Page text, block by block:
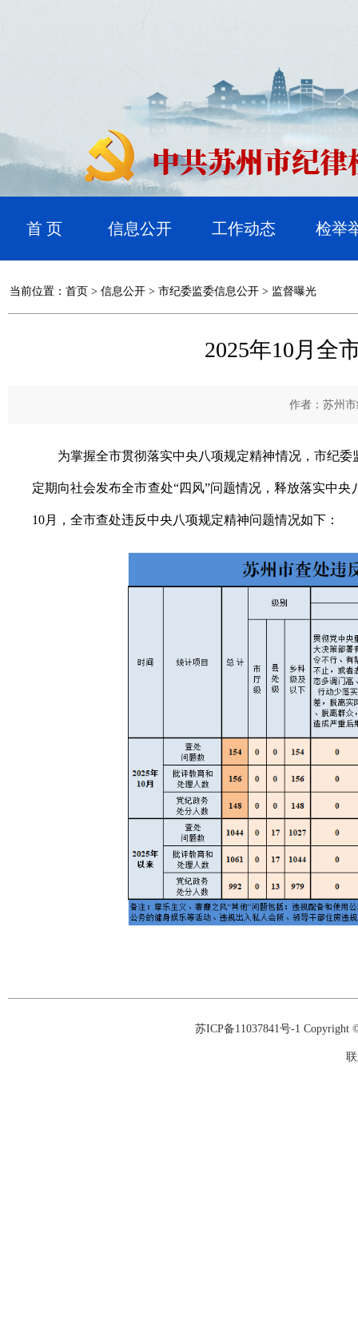
首 页 信息公开 工作动态 检举
当前位置： 首页 > 信息公开 > 市纪委监委信息公开 > 监督曝光
2025年10月全
作者：苏州
为掌握全市贯彻落实中央八项规定精神情况，市纪
定期向社会发布全市查处“四风”问题情况，释放落实中
10月，全市查处违反中央八项规定精神问题情况如下：
苏ICP备11037841号-1 Copyright